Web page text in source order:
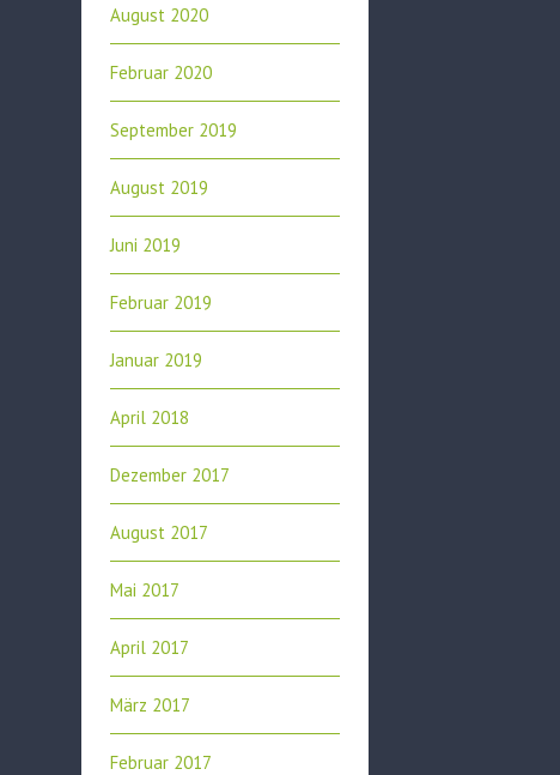
August 2020
Februar 2020
September 2019
August 2019
Juni 2019
Februar 2019
Januar 2019
April 2018
Dezember 2017
August 2017
Mai 2017
April 2017
März 2017
Februar 2017